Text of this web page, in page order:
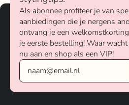
Als abonnee profiteer je van
aanbiedingen die je nergens
ontvang je een
je eerste bestelling! Waar
nu aan en shop als een VIP!